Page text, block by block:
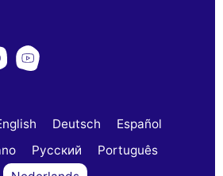
Deutsch
Español
Русский
Português